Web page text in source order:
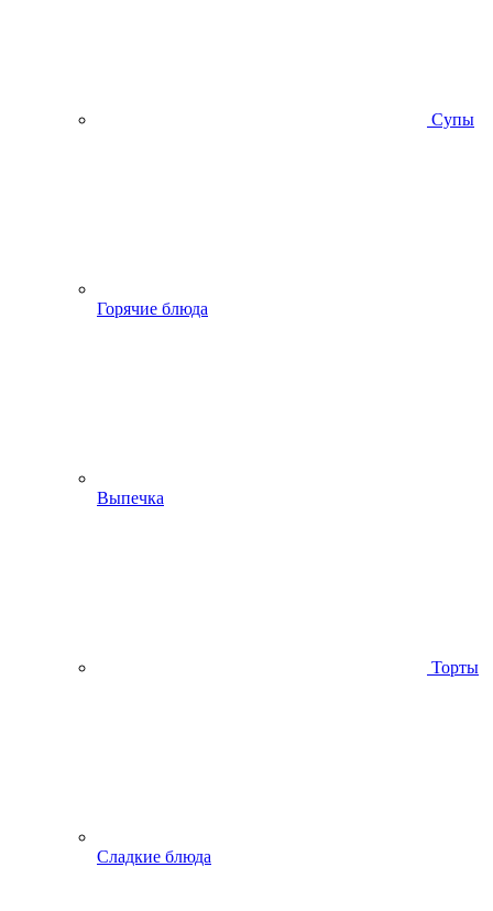
Супы
Горячие блюда
Выпечка
Торты
Сладкие блюда